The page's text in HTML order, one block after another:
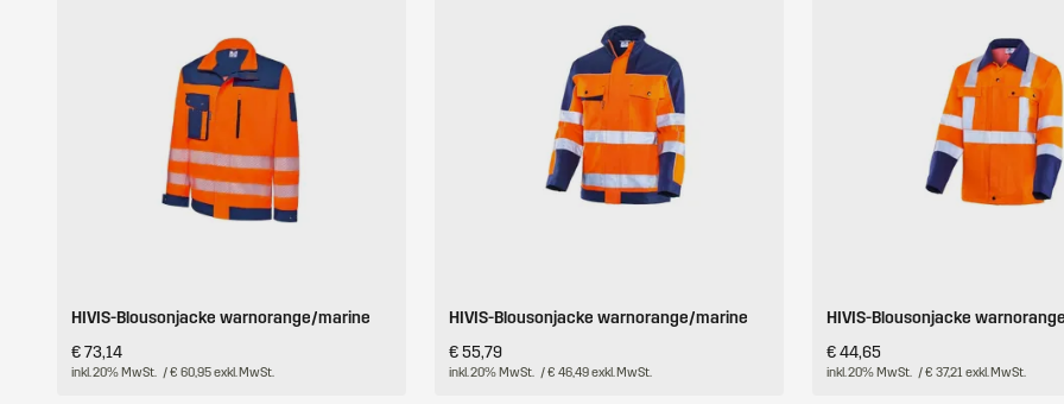
HIVIS-Blousonjacke warnorange/marine
€ 73,14
inkl. 20% MwSt. / € 60,95 exkl. MwSt.
HIVIS-Blousonjacke warnorange/marine
€ 55,79
inkl. 20% MwSt. / € 46,49 exkl. MwSt.
HIVIS-Blousonjacke
€ 44,65
inkl. 20% MwSt. / € 37,21 exkl. MwSt.